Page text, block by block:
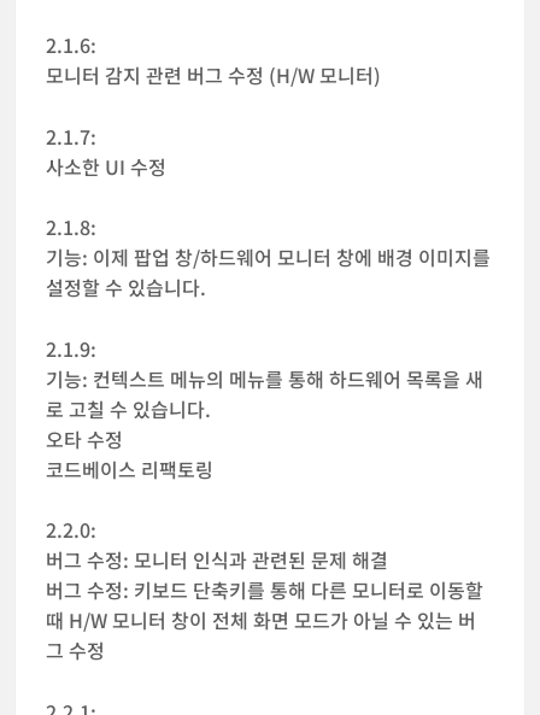
2.1.6:
모니터 감지 관련 버그 수정 (H/W 모니터)
2.1.7:
사소한 UI 수정
2.1.8:
기능: 이제 팝업 창/하드웨어 모니터 창에 배경 이미지를
설정할 수 있습니다.
2.1.9:
기능: 컨텍스트 메뉴의 메뉴를 통해 하드웨어 목록을 새
로 고칠 수 있습니다.
오타 수정
코드베이스 리팩토링
2.2.0:
버그 수정: 모니터 인식과 관련된 문제 해결
버그 수정: 키보드 단축키를 통해 다른 모니터로 이동할
때 H/W 모니터 창이 전체 화면 모드가 아닐 수 있는 버
그 수정